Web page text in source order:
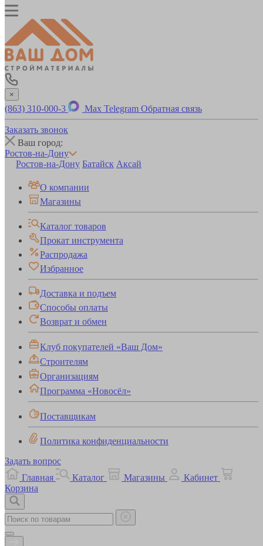
×
(863) 310-000-3 Max Telegram Обратная связь
Заказать звонок
Ваш город:
Ростов-на-Дону
Ростов-на-Дону Батайск Аксай
О компании
Магазины
Каталог товаров
Прокат инструмента
Распродажа
Избранное
Доставка и подъем
Способы оплаты
Возврат и обмен
Клуб покупателей «Ваш Дом»
Строителям
Организациям
Программа «Новосёл»
Поставщикам
Политика конфиденциальности
Задать вопрос
Главная
Каталог Магазины
Кабинет
Корзина